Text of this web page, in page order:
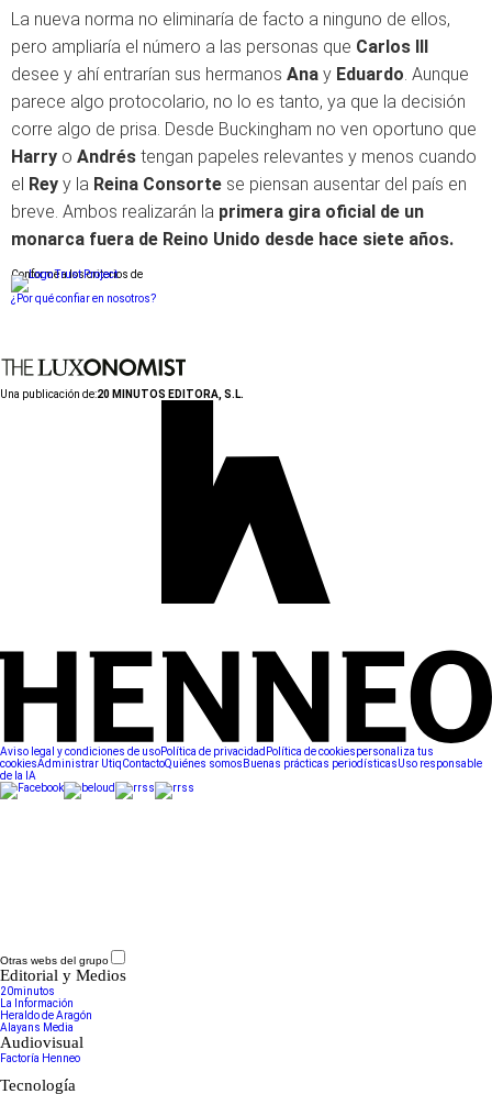
La nueva norma no eliminaría de facto a ninguno de ellos,
pero ampliaría el número a las personas que Carlos III
desee y ahí entrarían sus hermanos Ana y Eduardo. Aunque
parece algo protocolario, no lo es tanto, ya que la decisión
corre algo de prisa. Desde Buckingham no ven oportuno que
Harry o Andrés tengan papeles relevantes y menos cuando
el Rey y la Reina Consorte se piensan ausentar del país en
breve. Ambos realizarán la primera gira oficial de un
monarca fuera de Reino Unido desde hace siete años.
Conforme a los criterios de
¿Por qué confiar en nosotros?
Una publicación de:20 MINUTOS EDITORA, S.L.
Aviso legal y condiciones de usoPolítica de privacidad Política de cookiespersonaliza tus
cookiesAdministrar UtiqContactoQuiénes somos Buenas prácticas periodísticasUso responsable
de la IA
Otras webs del grupo
Editorial y Medios
20minutos
La Información
Heraldo de Aragón
Alayans Media
Audiovisual
Factoría Henneo
Tecnología